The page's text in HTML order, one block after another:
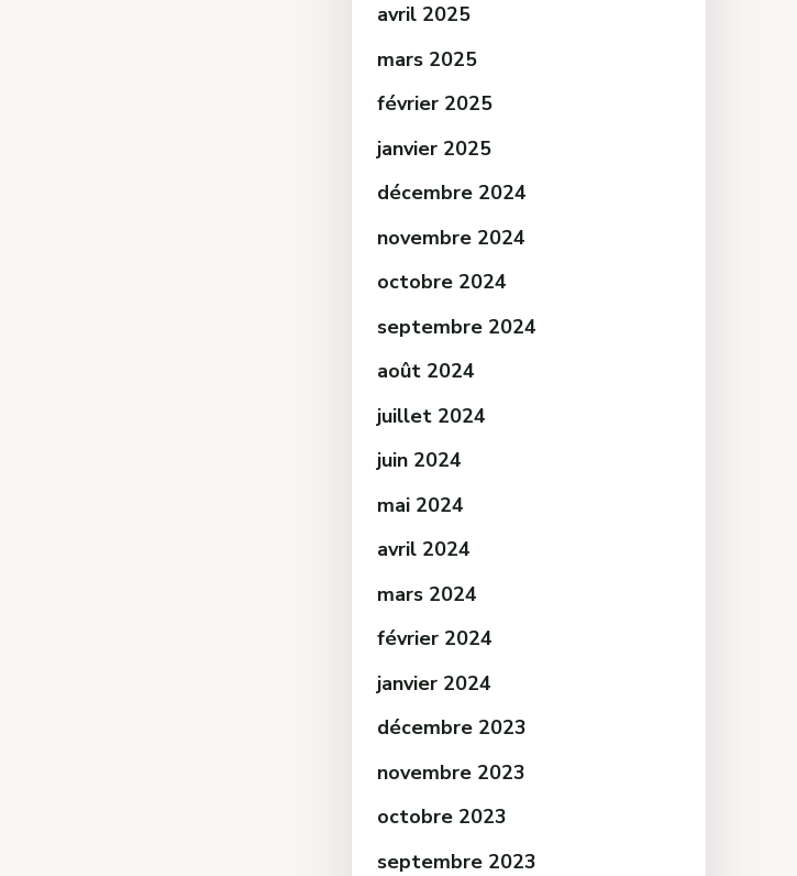
avril 2025
mars 2025
février 2025
janvier 2025
décembre 2024
novembre 2024
octobre 2024
septembre 2024
août 2024
juillet 2024
juin 2024
mai 2024
avril 2024
mars 2024
février 2024
janvier 2024
décembre 2023
novembre 2023
octobre 2023
septembre 2023